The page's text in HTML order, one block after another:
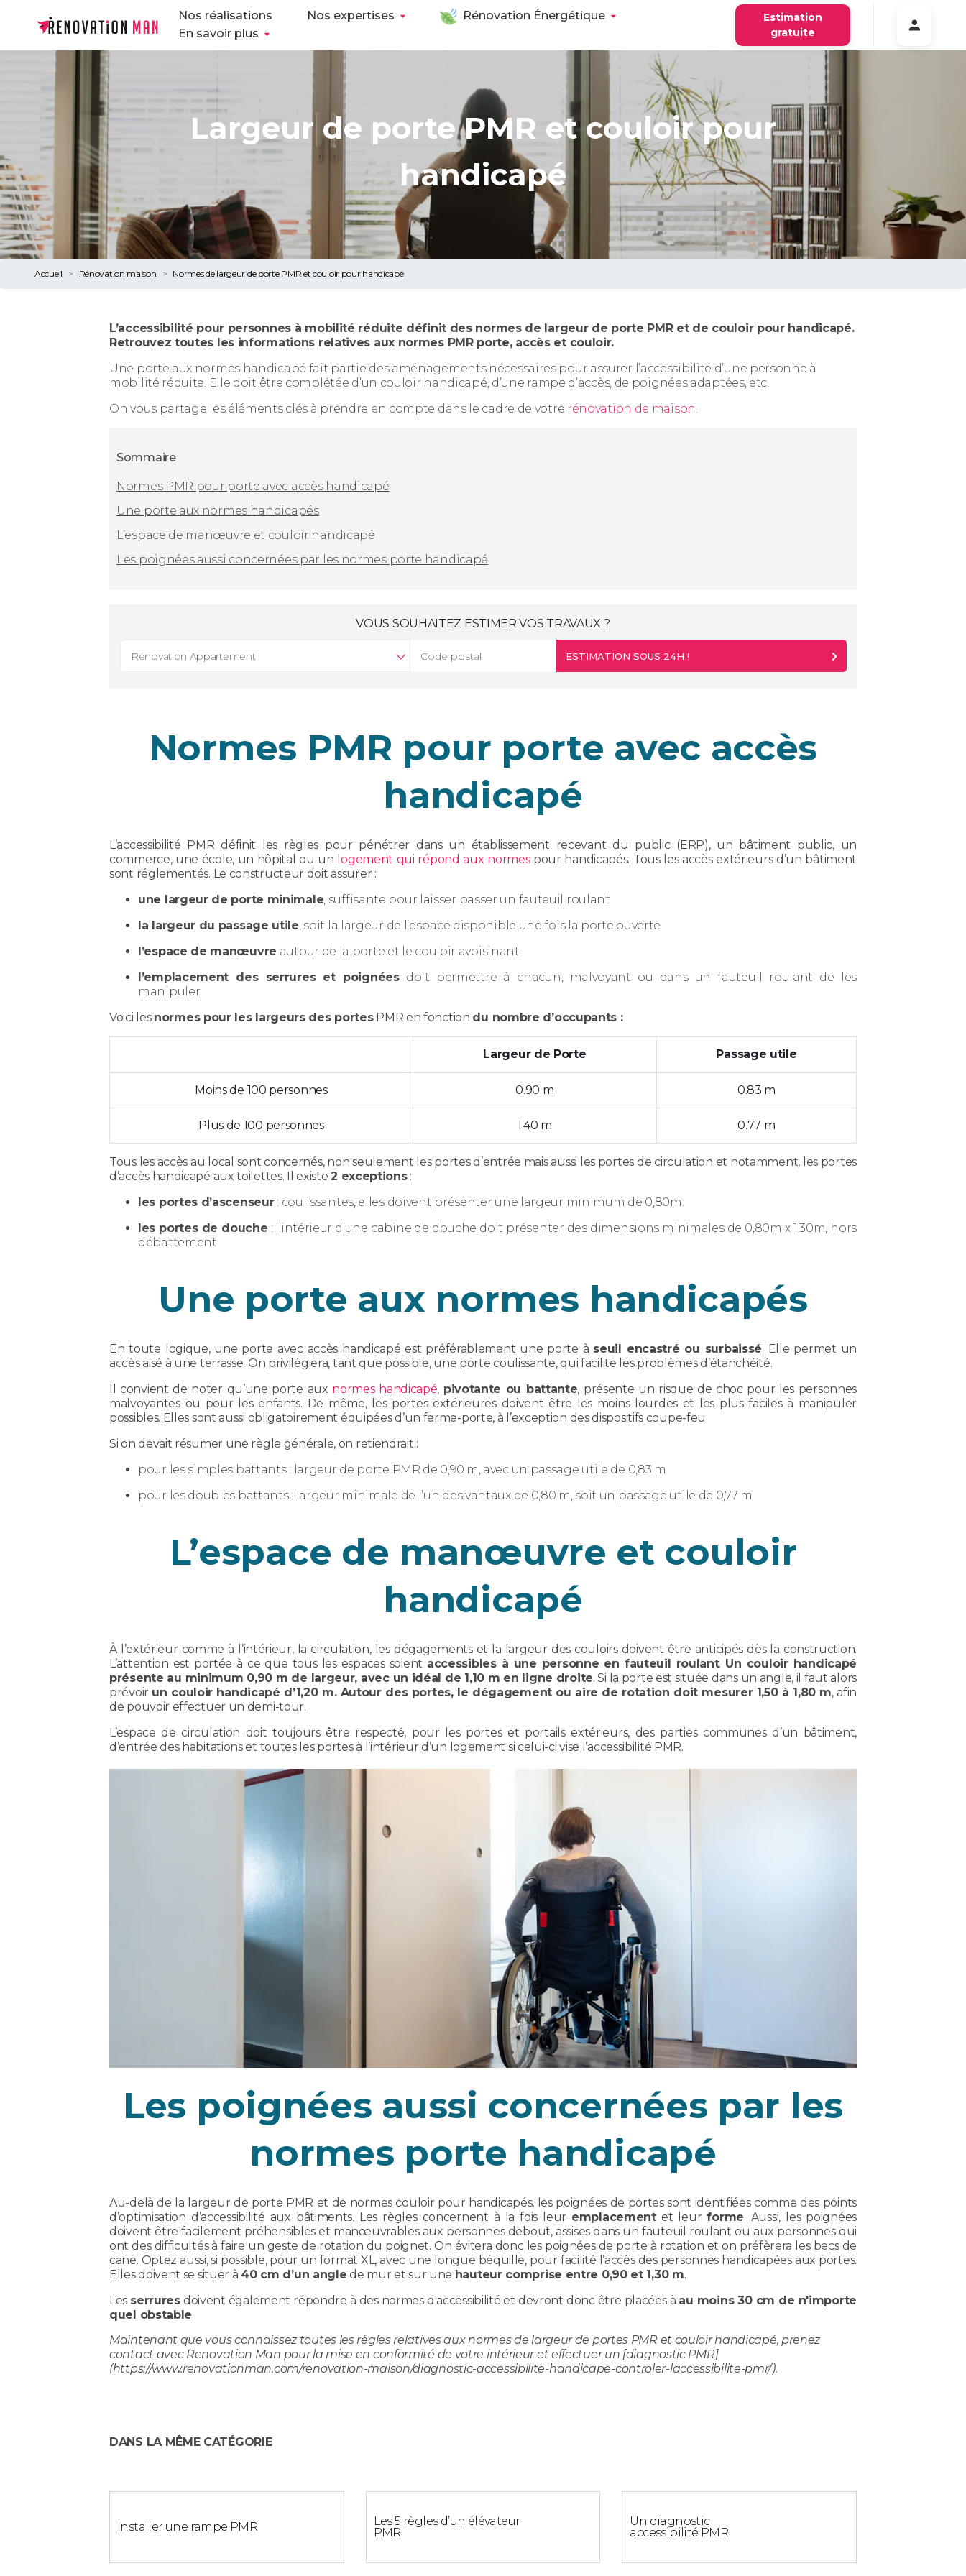
Nos réalisations Nos expertises
Rénovation Énergétique
En savoir plus
Estimation
gratuite
Largeur de porte PMR et couloir pour
handicapé
Accueil Rénovation maison Normes de largeur de porte PMR et couloir pour handicapé
L’accessibilité pour personnes à mobilité réduite définit des normes de largeur de porte PMR et de couloir pour handicapé.
Retrouvez toutes les informations relatives aux normes PMR porte, accès et couloir.
Une porte aux normes handicapé fait partie des aménagements nécessaires pour assurer l’accessibilité d’une personne à
mobilité réduite. Elle doit être complétée d’un couloir handicapé, d’une rampe d’accès, de poignées adaptées, etc.
On vous partage les éléments clés à prendre en compte dans le cadre de votre rénovation de maison.
Sommaire
Normes PMR pour porte avec accès handicapé
Une porte aux normes handicapés
L’espace de manœuvre et couloir handicapé
Les poignées aussi concernées par les normes porte handicapé
VOUS SOUHAITEZ ESTIMER VOS TRAVAUX ?
Rénovation Appartement ESTIMATION SOUS 24H !
Normes PMR pour porte avec accès
handicapé
L’accessibilité PMR définit les règles pour pénétrer dans un établissement recevant du public (ERP), un bâtiment public, un
commerce, une école, un hôpital ou un logement qui répond aux normespour handicapés. Tous les accès extérieurs d’un bâtiment
sont réglementés. Le constructeur doit assurer :
une largeur de porte minimale, suffisante pour laisser passer un fauteuil roulant
la largeur du passage utile, soit la largeur de l’espace disponible une fois la porte ouverte
l’espace de manœuvre autour de la porte et le couloir avoisinant
l’emplacement des serrures et poignéesdoit permettre à chacun, malvoyant ou dans un fauteuil roulant de les
manipuler
Voici les normes pour les largeurs des portesPMR en fonction du nombre d’occupants :
Largeur de Porte Passage utile
Moins de 100 personnes 0.90 m 0.83 m
Plus de 100 personnes 1.40 m 0.77 m
Tous les accès au local sont concernés, non seulement les portes d’entrée mais aussi les portes de circulation et notamment, les portes
d’accès handicapé aux toilettes. Il existe2 exceptions:
les portes d’ascenseur: coulissantes, elles doivent présenter une largeur minimum de 0,80m.
les portes de douche : l’intérieur d’une cabine de douche doit présenter des dimensions minimales de 0,80m x 1,30m, hors
débattement.
Une porte aux normes handicapés
En toute logique, une porte avec accès handicapé est préférablement une porte à seuil encastré ou surbaissé. Elle permet un
accès aisé à une terrasse. On privilégiera, tant que possible, une porte coulissante, qui facilite les problèmes d’étanchéité.
Il convient de noter qu’une porte aux normes handicapé, pivotante ou battante, présente un risque de choc pour les personnes
malvoyantes ou pour les enfants. De même, les portes extérieures doivent être les moins lourdes et les plus faciles à manipuler
possibles. Elles sont aussi obligatoirement équipées d’un ferme-porte, à l’exception des dispositifs coupe-feu.
Si on devait résumer une règle générale, on retiendrait :
pour les simples battants : largeur de porte PMR de 0,90 m, avec un passage utile de 0,83 m
pour les doubles battants : largeur minimale de l’un des vantaux de 0,80 m, soit un passage utile de 0,77 m
L’espace de manœuvre et couloir
handicapé
À l’extérieur comme à l’intérieur, la circulation, les dégagements et la largeur des couloirs doivent être anticipés dès la construction.
L’attention est portée à ce que tous les espaces soient accessibles à une personne en fauteuil roulant. Un couloir handicapé
présente au minimum 0,90 m de largeur, avec un idéal de 1,10 m en ligne droite. Si la porte est située dans un angle, il faut alors
prévoir un couloir handicapé d’1,20 m. Autour des portes, le dégagement ou aire de rotation doit mesurer 1,50 à 1,80 m, afin
de pouvoir effectuer un demi-tour.
L’espace de circulation doit toujours être respecté, pour les portes et portails extérieurs, des parties communes d’un bâtiment,
d’entrée des habitations et toutes les portes à l’intérieur d’un logement si celui-ci vise l’accessibilité PMR.
Les poignées aussi concernées par les
normes porte handicapé
Au-delà de la largeur de porte PMR et de normes couloir pour handicapés, les poignées de portes sont identifiées comme des points
d’optimisation d’accessibilité aux bâtiments. Les règles concernent à la fois leur emplacementet leurforme. Aussi, les poignées
doivent être facilement préhensibles et manœuvrables aux personnes debout, assises dans un fauteuil roulant ou aux personnes qui
ont des difficultés à faire un geste de rotation du poignet. On évitera donc les poignées de porte à rotation et on préfèrera les becs de
cane. Optez aussi, si possible, pour un format XL, avec une longue béquille, pour facilité l’accès des personnes handicapées aux portes.
Elles doivent se situer à 40 cm d’un angle de mur et sur une hauteur comprise entre 0,90 et 1,30 m.
Les serruresdoivent également répondre à des normes d'accessibilité et devront donc être placées à au moins 30 cm de n'importe
quel obstable.
Maintenant que vous connaissez toutes les règles relatives aux normes de largeur de portes PMR et couloir handicapé, prenez
contact avec Renovation Man pour la mise en conformité de votre intérieur et effectuer un [diagnostic PMR]
(https://www.renovationman.com/renovation-maison/diagnostic-accessibilite-handicape-controler-laccessibilite-pmr/).
DANS LA MÊME CATÉGORIE
Installer une rampe PMR
Les 5 règles d’un élévateur
PMR
Un diagnostic
accessibilité PMR